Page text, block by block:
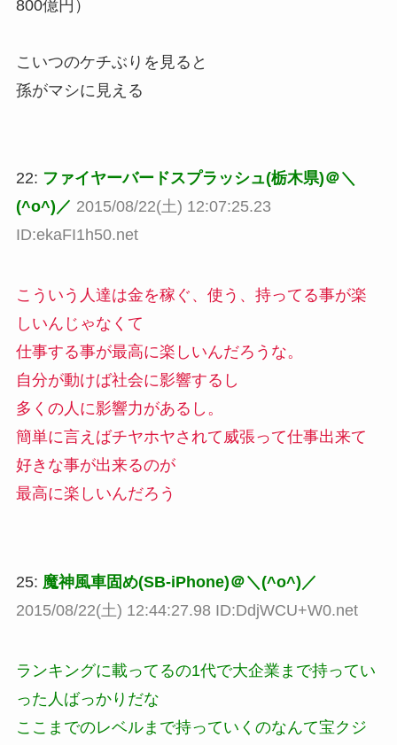
800億円）
こいつのケチぶりを見ると
孫がマシに見える
22: ファイヤーバードスプラッシュ(栃木県)＠＼
(^o^)／ 2015/08/22(土) 12:07:25.23
ID:ekaFI1h50.net
こういう人達は金を稼ぐ、使う、持ってる事が楽
しいんじゃなくて
仕事する事が最高に楽しいんだろうな。
自分が動けば社会に影響するし
多くの人に影響力があるし。
簡単に言えばチヤホヤされて威張って仕事出来て
好きな事が出来るのが
最高に楽しいんだろう
25: 魔神風車固め(SB-iPhone)＠＼(^o^)／
2015/08/22(土) 12:44:27.98 ID:DdjWCU+W0.net
ランキングに載ってるの1代で大企業まで持ってい
った人ばっかりだな
ここまでのレベルまで持っていくのなんて宝クジ